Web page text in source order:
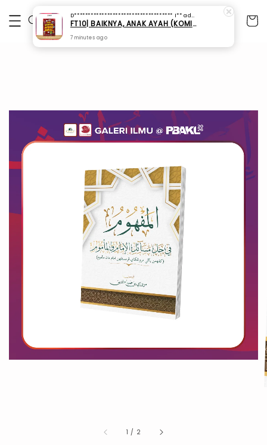
1 / 2
D************************************ I** added to cart
FT10| BAIKNYA, ANAK AYAH (KOMIK KANAK-KANAK -PAK CIK BAD)
7 minutes ago